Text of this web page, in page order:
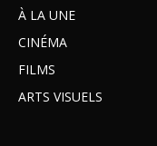
À LA UNE
CINÉMA
FILMS
ARTS VISUELS